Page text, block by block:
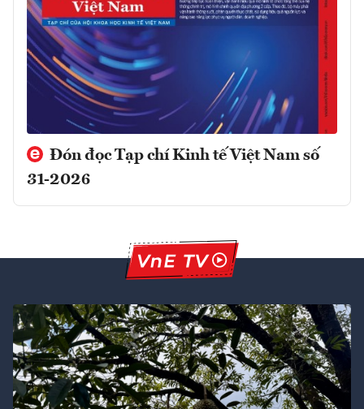
Đón đọc Tạp chí Kinh tế Việt Nam số
31-2026